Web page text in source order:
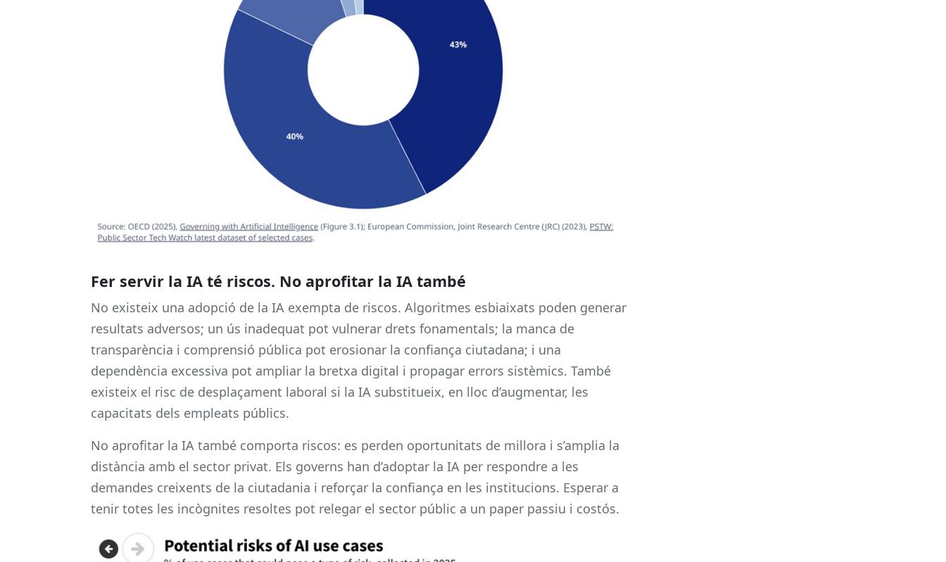
Fer servir la IA té riscos. No aprofitar la IA també
No existeix una adopció de la IA exempta de riscos. Algoritmes esbiaixats poden generar
resultats adversos; un ús inadequat pot vulnerar drets fonamentals; la manca de
transparència i comprensió pública pot erosionar la confiança ciutadana; i una
dependència excessiva pot ampliar la bretxa digital i propagar errors sistèmics. També
existeix el risc de desplaçament laboral si la IA substitueix, en lloc d’augmentar, les
capacitats dels empleats públics.
No aprofitar la IA també comporta riscos: es perden oportunitats de millora i s’amplia la
distància amb el sector privat. Els governs han d’adoptar la IA per respondre a les
demandes creixents de la ciutadania i reforçar la confiança en les institucions. Esperar a
tenir totes les incògnites resoltes pot relegar el sector públic a un paper passiu i costós.